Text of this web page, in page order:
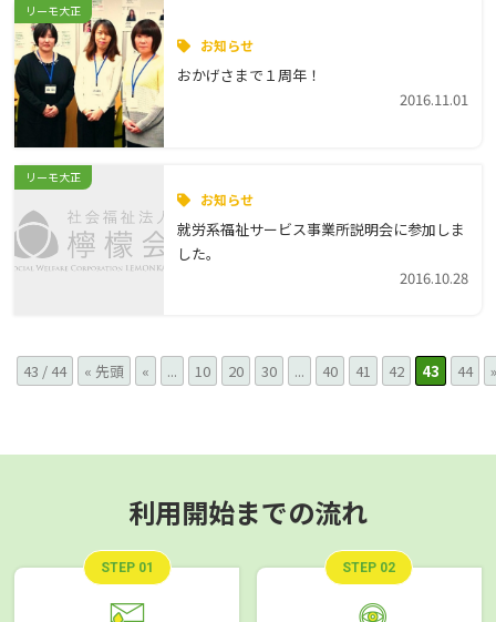
リーモ大正
お知らせ
おかげさまで１周年！
2016.11.01
リーモ大正
お知らせ
就労系福祉サービス事業所説明会に参加しま
した。
2016.10.28
43 / 44 « 先頭 « ... 10 20 30 ... 40 41 42 43 44
利用開始までの流れ
STEP 01 STEP 02